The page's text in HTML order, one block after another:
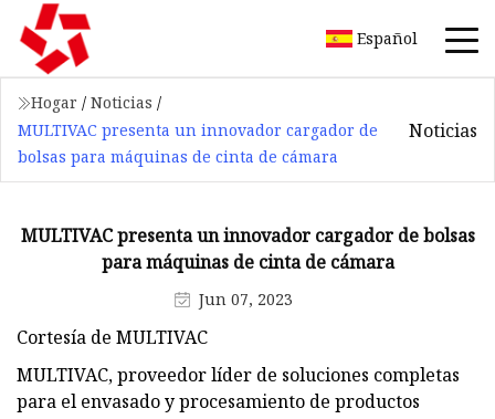
Español
Hogar / Noticias /
MULTIVAC presenta un innovador cargador de
bolsas para máquinas de cinta de cámara
Noticias
MULTIVAC presenta un innovador cargador de bolsas
para máquinas de cinta de cámara
Jun 07, 2023
Cortesía de MULTIVAC
MULTIVAC, proveedor líder de soluciones completas
para el envasado y procesamiento de productos